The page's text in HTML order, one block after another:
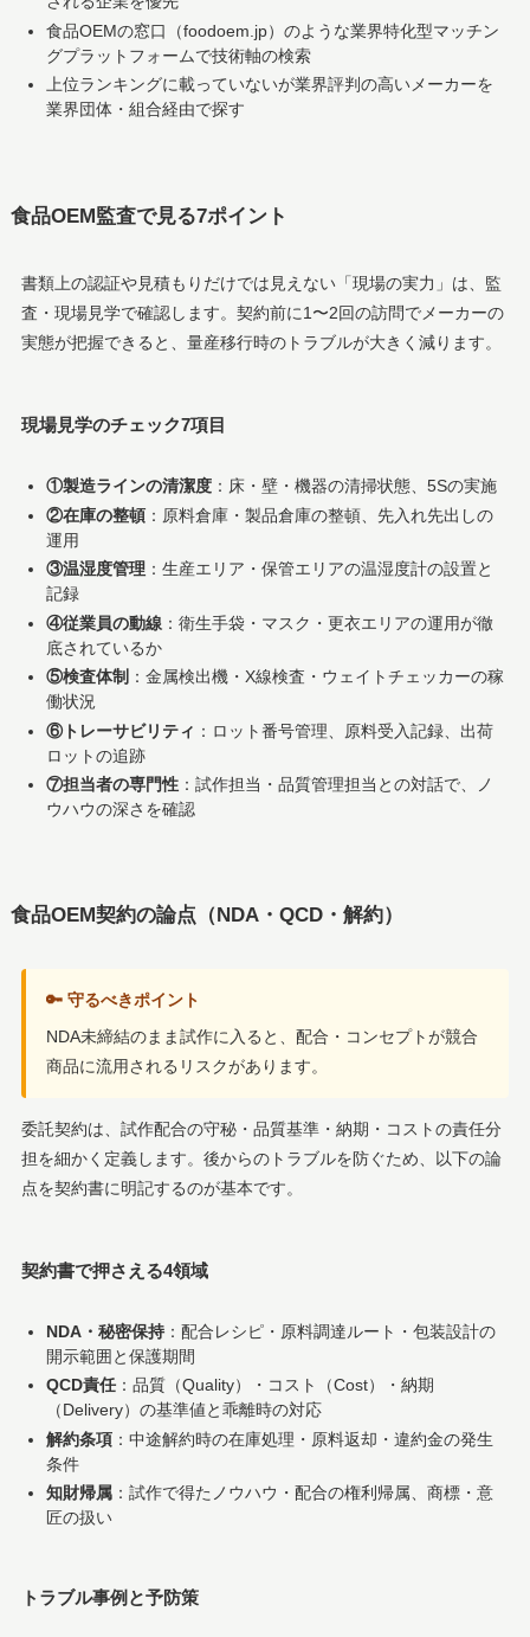
食品OEMの窓口（foodoem.jp）のような業界特化型マッチン
グプラットフォームで技術軸の検索
上位ランキングに載っていないが業界評判の高いメーカーを
業界団体・組合経由で探す
食品OEM監査で見る7ポイント
書類上の認証や見積もりだけでは見えない「現場の実力」は、監
査・現場見学で確認します。契約前に1〜2回の訪問でメーカーの
実態が把握できると、量産移行時のトラブルが大きく減ります。
現場見学のチェック7項目
①製造ラインの清潔度：床・壁・機器の清掃状態、5Sの実施
②在庫の整頓：原料倉庫・製品倉庫の整頓、先入れ先出しの
運用
③温湿度管理：生産エリア・保管エリアの温湿度計の設置と
記録
④従業員の動線 ：衛生手袋・マスク・更衣エリアの運用が徹
底されているか
⑤検査体制 ：金属検出機・X線検査・ウェイトチェッカーの稼
働状況
⑥トレーサビリティ ：ロット番号管理、原料受入記録、出荷
ロットの追跡
⑦担当者の専門性：試作担当・品質管理担当との対話で、ノ
ウハウの深さを確認
食品OEM契約の論点（NDA・QCD・解約）
🔑 守るべきポイント
NDA未締結のまま試作に入ると、配合・コンセプトが競合
商品に流用されるリスクがあります。
委託契約は、試作配合の守秘・品質基準・納期・コストの責任分
担を細かく定義します。後からのトラブルを防ぐため、以下の論
点を契約書に明記するのが基本です。
契約書で押さえる4領域
NDA・秘密保持：配合レシピ・原料調達ルート・包装設計の
開示範囲と保護期間
QCD責任：品質（Quality）・コスト（Cost）・納期
（Delivery）の基準値と乖離時の対応
解約条項：中途解約時の在庫処理・原料返却・違約金の発生
条件
知財帰属：試作で得たノウハウ・配合の権利帰属、商標・意
匠の扱い
トラブル事例と予防策